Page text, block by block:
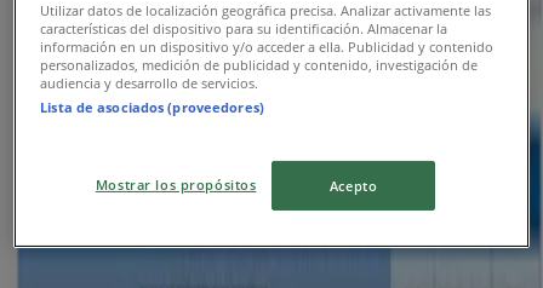
Publicidad
Utilizar datos de localización geográfica precisa. Analizar activamente las
características del dispositivo para su identificación. Almacenar la
información en un dispositivo y/o acceder a ella. Publicidad y contenido
personalizados, medición de publicidad y contenido, investigación de
audiencia y desarrollo de servicios.
Lista de asociados (proveedores)
Mostrar los propósitos Acepto